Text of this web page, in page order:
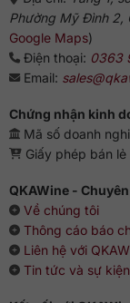
Phường Mỹ Đình 2,
Google Maps)
Điện thoại: 0363
Email:
Chứng nhận kinh
Mã số doanh
Giấy phép bán lẻ
QKAWine -
Về chúng tôi
Thông cáo báo
Liên hệ với
Tin tức và sự kiện